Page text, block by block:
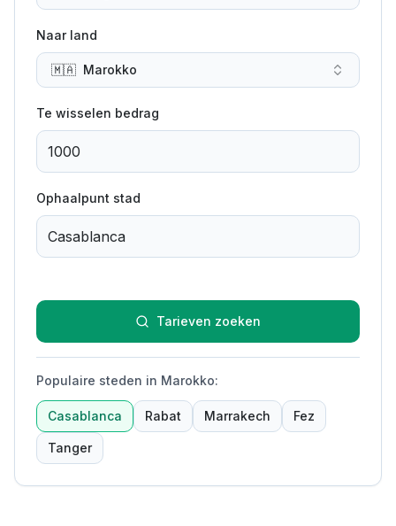
Naar land
🇲🇦 Marokko
Te wisselen bedrag
Ophaalpunt stad
Tarieven zoeken
Populaire steden in Marokko:
Casablanca Rabat Marrakech Fez
Tanger